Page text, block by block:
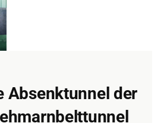
Absenktunnel der